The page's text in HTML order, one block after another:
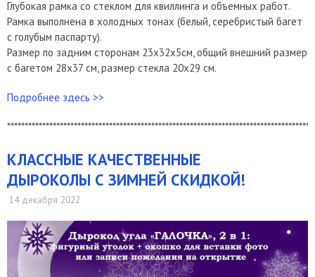
Глубокая рамка со стеклом для квиллинга и объемных работ.
Рамка выполнена в холодных тонах (белый, серебристый багет
с голубым паспарту).
Размер по задним сторонам 23х32х5см, общий внешний размер
с багетом 28х37 см, размер стекла 20х29 см.
Подробнее здесь >>
​КЛАССНЫЕ КАЧЕСТВЕННЫЕ
ДЫРОКОЛЫ С ЗИМНЕЙ СКИДКОЙ!
14 декабря 2022